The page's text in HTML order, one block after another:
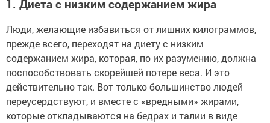
1. Диета с низким содержанием жира
Люди, желающие избавиться от лишних килограммов,
прежде всего, переходят на диету с низким
содержанием жира, которая, по их разумению, должна
поспособствовать скорейшей потере веса. И это
действительно так. Вот только большинство людей
переусердствуют, и вместе с «вредными» жирами,
которые откладываются на бедрах и талии в виде